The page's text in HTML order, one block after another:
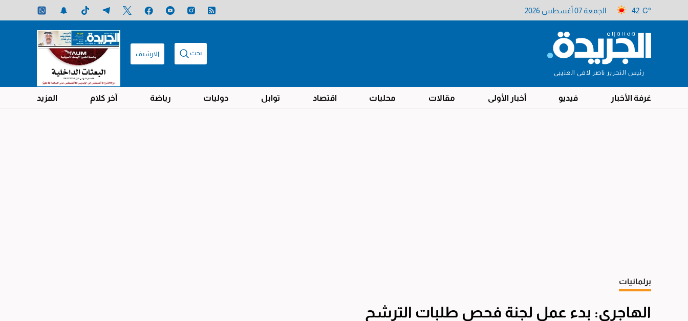
42 C° الجمعة 07 أغسطس 2026
رئيس التحرير ناصر لافي العتيبي
بحث الارشيف
غرفة الأخبار فيديو أخبار الأولى مقالات محليات اقتصاد توابل دوليات رياضة آخر كلام المزيد
برلمانيات
الهاجري: بدء عمل لجنة فحص طلبات الترشح